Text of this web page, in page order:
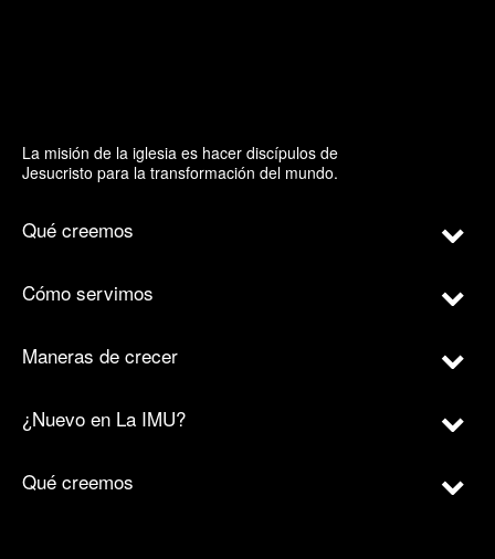
La misión de la iglesia es hacer discípulos de
Jesucristo para la transformación del mundo.
Qué creemos
Cómo servimos
Maneras de crecer
¿Nuevo en La IMU?
Qué creemos